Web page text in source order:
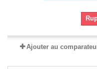
Ajouter au